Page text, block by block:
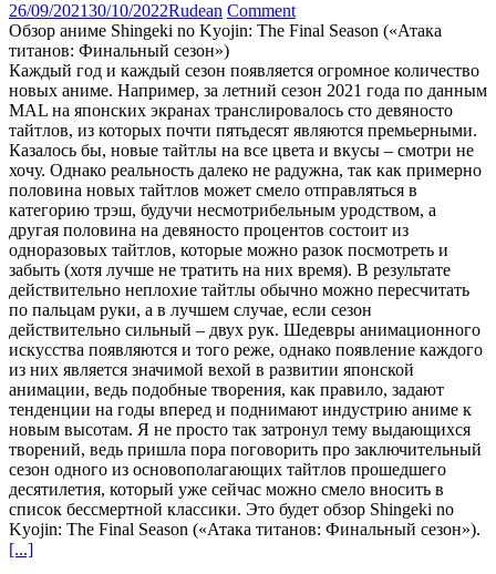
26/09/202130/10/2022Rudean Comment
Обзор аниме Shingeki no Kyojin: The Final Season («Атака
титанов: Финальный сезон»)
Каждый год и каждый сезон появляется огромное количество
новых аниме. Например, за летний сезон 2021 года по данным
MAL на японских экранах транслировалось сто девяносто
тайтлов, из которых почти пятьдесят являются премьерными.
Казалось бы, новые тайтлы на все цвета и вкусы – смотри не
хочу. Однако реальность далеко не радужна, так как примерно
половина новых тайтлов может смело отправляться в
категорию трэш, будучи несмотрибельным уродством, а
другая половина на девяносто процентов состоит из
одноразовых тайтлов, которые можно разок посмотреть и
забыть (хотя лучше не тратить на них время). В результате
действительно неплохие тайтлы обычно можно пересчитать
по пальцам руки, а в лучшем случае, если сезон
действительно сильный – двух рук. Шедевры анимационного
искусства появляются и того реже, однако появление каждого
из них является значимой вехой в развитии японской
анимации, ведь подобные творения, как правило, задают
тенденции на годы вперед и поднимают индустрию аниме к
новым высотам. Я не просто так затронул тему выдающихся
творений, ведь пришла пора поговорить про заключительный
сезон одного из основополагающих тайтлов прошедшего
десятилетия, который уже сейчас можно смело вносить в
список бессмертной классики. Это будет обзор Shingeki no
Kyojin: The Final Season («Атака титанов: Финальный сезон»).
[...]